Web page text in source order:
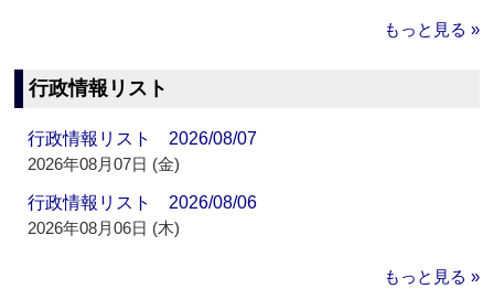
もっと見る »
行政情報リスト
行政情報リスト 2026/08/07
2026年08月07日 (金)
行政情報リスト 2026/08/06
2026年08月06日 (木)
もっと見る »